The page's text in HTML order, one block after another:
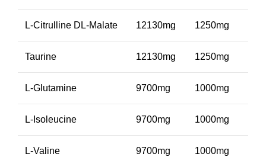
L-Citrulline DL-Malate 12130mg 1250mg
Taurine 12130mg 1250mg
L-Glutamine 9700mg 1000mg
L-Isoleucine 9700mg 1000mg
L-Valine 9700mg 1000mg